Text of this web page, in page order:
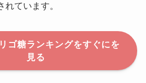
れています。
ゴ糖ランキングをすぐにを
見る